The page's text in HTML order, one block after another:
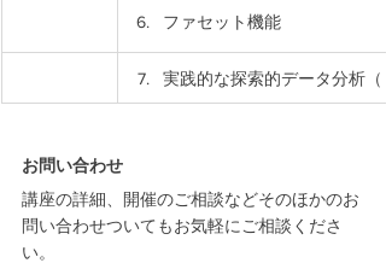
ファセット機能
実践的な探索的データ分析
お問い合わせ
講座の詳細、開催のご相談などそのほかのお
問い合わせついてもお気軽にご相談くださ
い。